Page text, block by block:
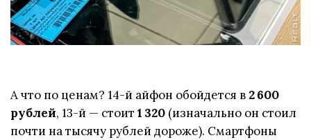
А что по ценам? 14-й айфон обойдется в 2 600
рублей, 13-й — стоит 1 320 (изначально он стоил
почти на тысячу рублей дороже). Смартфоны